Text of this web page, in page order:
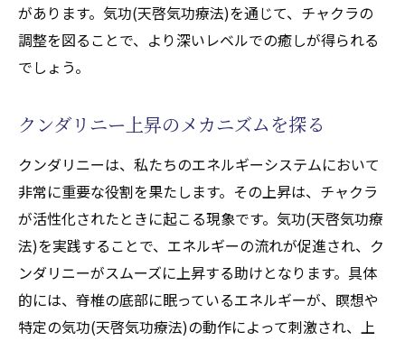
があります。気功(天啓気功療法)を通じて、チャクラの
調整を図ることで、より深いレベルでの癒しが得られる
でしょう。
クンダリニー上昇のメカニズムを探る
クンダリニーは、私たちのエネルギーシステムにおいて
非常に重要な役割を果たします。その上昇は、チャクラ
が活性化されたときに起こる現象です。気功(天啓気功療
法)を実践することで、エネルギーの流れが促進され、ク
ンダリニーがスムーズに上昇する助けとなります。具体
的には、脊椎の底部に眠っているエネルギーが、瞑想や
特定の気功(天啓気功療法)の動作によって刺激され、上